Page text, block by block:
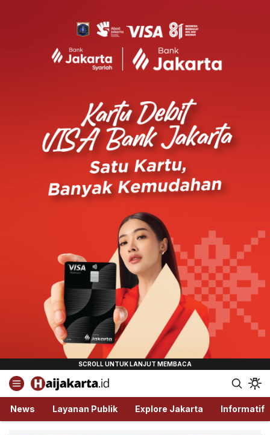
Haijakarta.id
Semua Tentang Jakarta Ada Disini!
News Layanan Publik Explore Jakarta Informatif